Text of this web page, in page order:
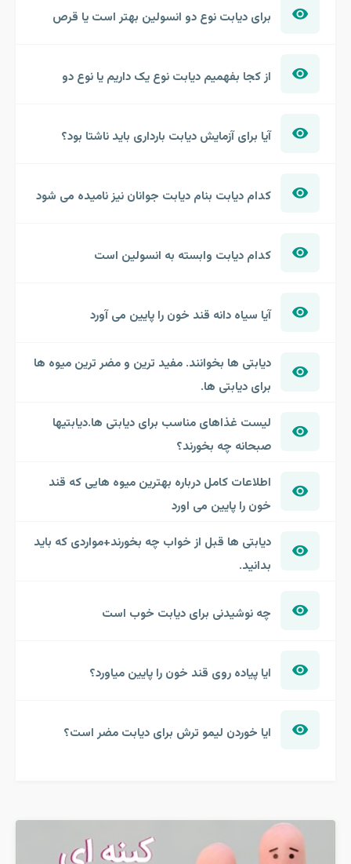
برای دیابت نوع دو انسولین بهتر است یا قرص
از کجا بفهمیم دیابت نوع یک داریم یا نوع دو
آیا برای آزمایش دیابت بارداری باید ناشتا بود؟
کدام دیابت بنام دیابت جوانان نیز نامیده می شود
کدام دیابت وابسته به انسولین است
آیا سیاه دانه قند خون را پایین می آورد
دیابتی ها بخوانند. مفید ترین و مضر ترین میوه ها
برای دیابتی ها.
لیست غذاهای مناسب برای دیابتی ها.دیابتیها
صبحانه چه بخورند؟
اطلاعات کامل درباره بهترین میوه هایی که قند
خون را پایین می اورد
دیابتی ها قبل از خواب چه بخورند+مواردی که باید
بدانید.
چه نوشیدنی برای دیابت خوب است
ایا پیاده روی قند خون را پایین میاورد؟
ایا خوردن لیمو ترش برای دیابت مضر است؟